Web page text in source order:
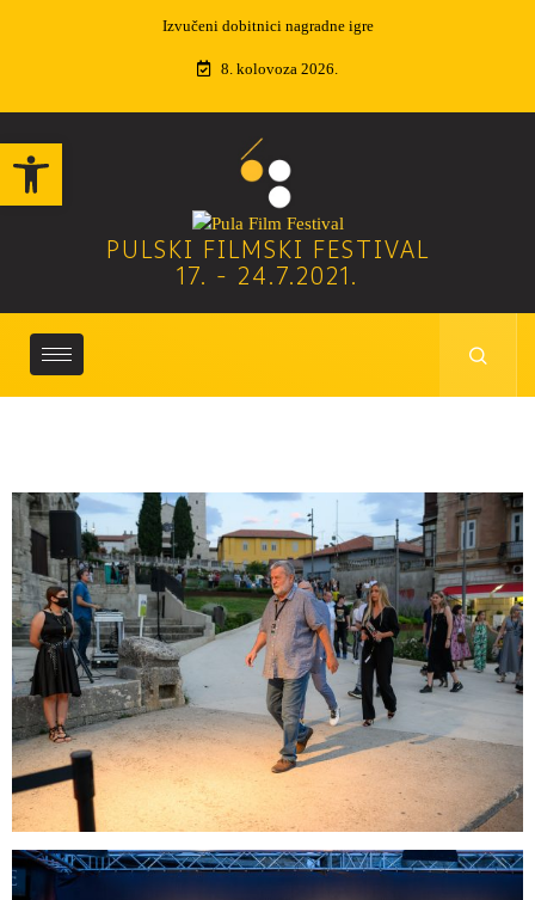
Open toolbar
Izvučeni dobitnici nagradne igre
NAGRADE 68. PULSKOG
FILMSKOG FESTIVALA
8. kolovoza 2026.
PULSKI FILMSKI FESTIVAL
17. - 24.7.2021.